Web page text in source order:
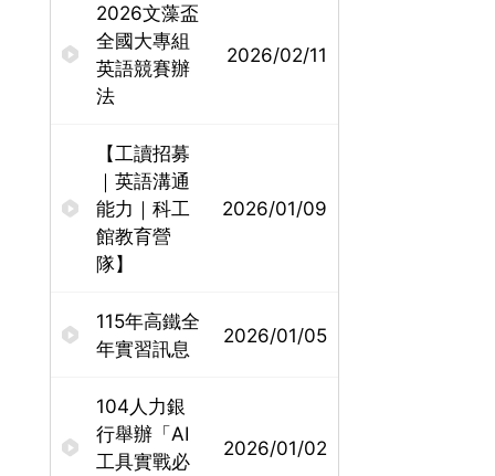
2026文藻盃
全國大專組
英語競賽辦
法
2026/02/11
【工讀招募
｜英語溝通
能力｜科工
館教育營
隊】
2026/01/09
115年高鐵全
年實習訊息
2026/01/05
104人力銀
行舉辦「AI
工具實戰必
2026/01/02